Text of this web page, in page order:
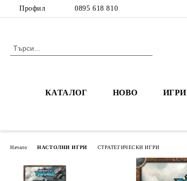
Профил 0895 618 810
КАТАЛОГ НОВО ИГРИ
Начало НАСТОЛНИ ИГРИ СТРАТЕГИЧЕСКИ ИГРИ